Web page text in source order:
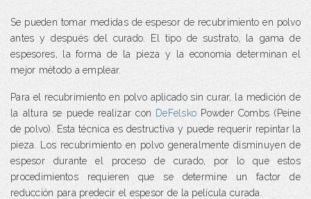
Se pueden tomar medidas de espesor de recubrimiento en polvo
antes y después del curado. El tipo de sustrato, la gama de
espesores, la forma de la pieza y la economía determinan el
mejor método a emplear.
Para el recubrimiento en polvo aplicado sin curar, la medición de
la altura se puede realizar con DeFelsko Powder Combs (Peine
de polvo). Esta técnica es destructiva y puede requerir repintar la
pieza. Los recubrimiento en polvo generalmente disminuyen de
espesor durante el proceso de curado, por lo que estos
procedimientos requieren que se determine un factor de
reducción para predecir el espesor de la película curada.